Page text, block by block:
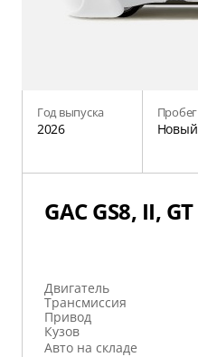
Год выпуска
2026
Пробег
Новый
GAC GS8, II, GT
Двигатель
Трансмиссия
Привод
Кузов
Авто на складе